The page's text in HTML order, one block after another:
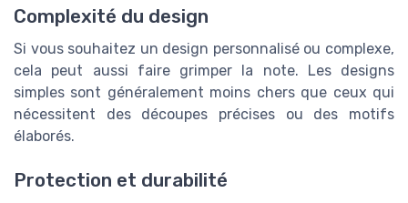
Complexité du design
Si vous souhaitez un design personnalisé ou complexe,
cela peut aussi faire grimper la note. Les designs
simples sont généralement moins chers que ceux qui
nécessitent des découpes précises ou des motifs
élaborés.
Protection et durabilité